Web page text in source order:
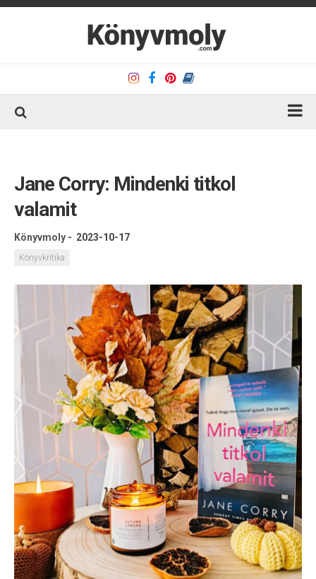
Könyvajánló
Kapcsolat
Olvasó sarok
Jane Corry: Mindenki titkol
valamit
Könyvmoly - 2023-10-17
Könyvkritika